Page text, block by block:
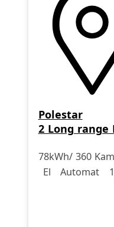
Polestar
2 Long
78kWh/ 360
Drivmedel
El
Drivmedel
Automat
Miltal
årsmodell